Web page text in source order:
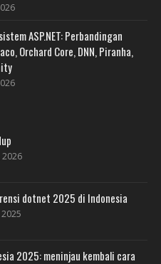
ASP.NET: Perbandingan
Orchard Core, DNN, Piranha,
2026
dotnet 2025 di Indonesia
2025: meninjau kembali cara